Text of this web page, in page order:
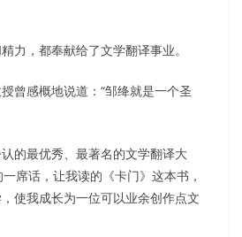
力，都奉献给了文学翻译事业。
曾感概地说道：“邹绛就是一个圣
的最优秀、最著名的文学翻译大
席话，让我读的《卡门》这本书，
使我成长为一位可以业余创作点文